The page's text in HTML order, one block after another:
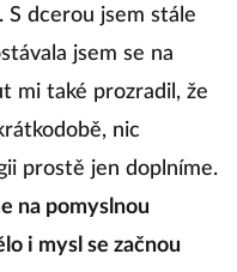
S dcerou jsem stále
jsem se na
mi také prozradil, že
nic
prostě jen doplníme.
na pomyslnou
i mysl se začnou